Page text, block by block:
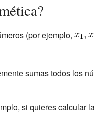
(por ejemplo,
sumas todos los
si quieres calcular